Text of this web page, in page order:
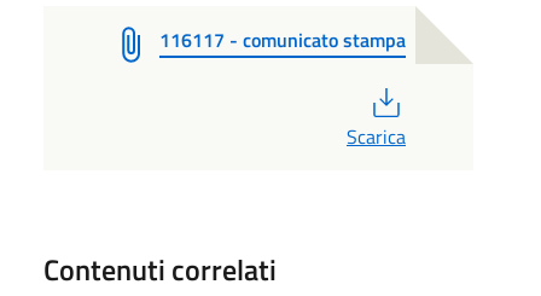
116117 - comunicato stampa
Scarica
Contenuti correlati